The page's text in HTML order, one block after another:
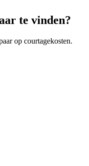
te vinden?
op courtagekosten.